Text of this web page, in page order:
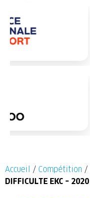
Accueil / Compétition /
DIFFICULTE EKC – 2020